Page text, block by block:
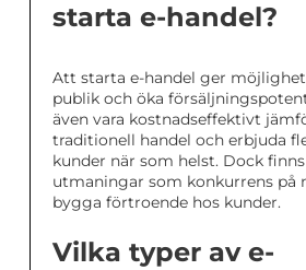
starta e-handel?
Att starta e-handel ger
publik och öka
även vara kostnadseffektivt
traditionell handel och erbjuda
kunder när som helst. Dock
utmaningar som konkurrens på
bygga förtroende hos kunder.
Vilka typer av e-